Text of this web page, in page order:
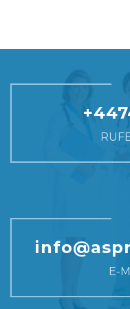
so zu formen, wie
E-